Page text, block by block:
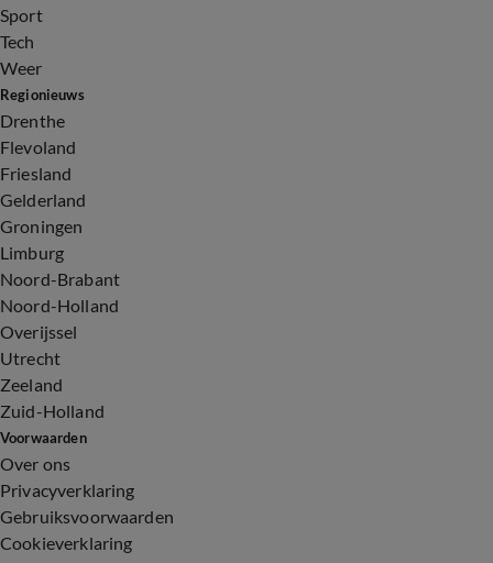
Sport
Tech
Weer
Regionieuws
Drenthe
Flevoland
Friesland
Gelderland
Groningen
Limburg
Noord-Brabant
Noord-Holland
Overijssel
Utrecht
Zeeland
Zuid-Holland
Voorwaarden
Over ons
Privacyverklaring
Gebruiksvoorwaarden
Cookieverklaring